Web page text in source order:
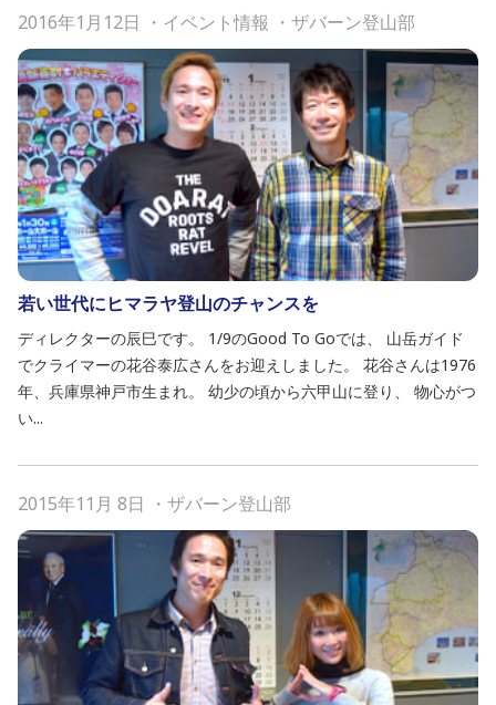
2016年1月12日 ・ イベント情報 ・ ザバーン登山部
若い世代にヒマラヤ登山のチャンスを
ディレクターの辰巳です。 1/9のGood To Goでは、 山岳ガイド
でクライマーの花谷泰広さんをお迎えしました。 花谷さんは1976
年、兵庫県神戸市生まれ。 幼少の頃から六甲山に登り、 物心がつ
い...
2015年11月 8日 ・ ザバーン登山部